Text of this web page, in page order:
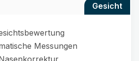
gesicht
Messungen